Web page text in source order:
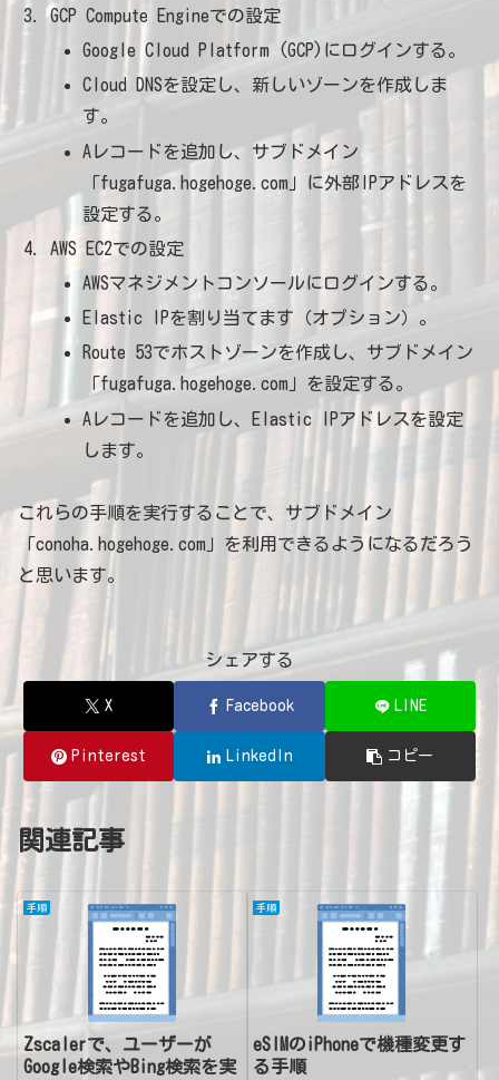
GCP Compute Engineでの設定
Google Cloud Platform (GCP)にログインする。
Cloud DNSを設定し、新しいゾーンを作成しま
す。
Aレコードを追加し、サブドメイン
「fugafuga.hogehoge.com」に外部IPアドレスを
設定する。
AWS EC2での設定
AWSマネジメントコンソールにログインする。
Elastic IPを割り当てます（オプション）。
Route 53でホストゾーンを作成し、サブドメイン
「fugafuga.hogehoge.com」を設定する。
Aレコードを追加し、Elastic IPアドレスを設定
します。
これらの手順を実行することで、サブドメイン
「conoha.hogehoge.com」を利用できるようになるだろう
と思います。
シェアする
X Facebook LINE
Pinterest LinkedIn コピー
関連記事
手順
Zscalerで、ユーザーが
Google検索やBing検索を実
手順
eSIMのiPhoneで機種変更す
る手順